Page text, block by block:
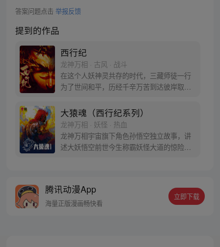
答案问题点击 举报反馈
提到的作品
西行纪
龙神万相 · 古风 · 战斗
在这个人妖神灵共存的时代，三藏师徒一行
为了世间和平，历经千辛万苦到达彼岸取
变得美好….随着阴谋慢慢揭露，暗魂四起,
为了让“永恒之火”重新归位，小狼妖白狼不
辞万难，找到唐三藏大法师，和他一起重新
寻回徒弟们，组成全新“西行小队”，再度踏
上西行之旅……
大猿魂（西行纪系列）
龙神万相 · 妖怪 · 热血
龙神万相宇宙旗下角色孙悟空独立故事，讲
述大妖悟空前世今生称霸妖怪大道的惊险历
人…六十年后，他再次破石而出，背负着守
护族人的希望和信念打败了妖怪大道的霸
腾讯动漫App
海量正版漫画畅快看
立即下载